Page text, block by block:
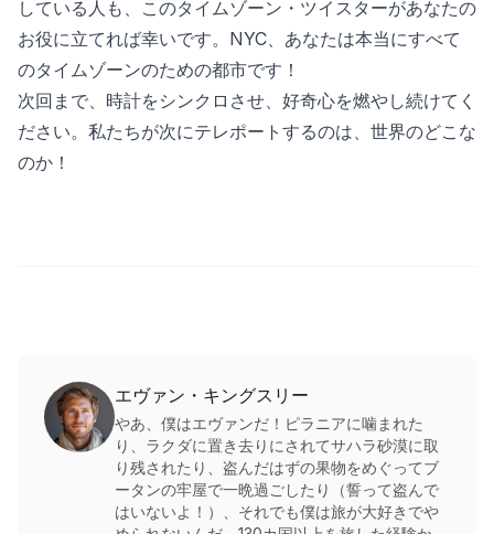
している人も、このタイムゾーン・ツイスターがあなたの
お役に立てれば幸いです。NYC、あなたは本当にすべて
のタイムゾーンのための都市です！
次回まで、時計をシンクロさせ、好奇心を燃やし続けてく
ださい。私たちが次にテレポートするのは、世界のどこな
のか！
エヴァン・キングスリー
やあ、僕はエヴァンだ！ピラニアに噛まれた
り、ラクダに置き去りにされてサハラ砂漠に取
り残されたり、盗んだはずの果物をめぐってブ
ータンの牢屋で一晩過ごしたり（誓って盗んで
はいないよ！）、それでも僕は旅が大好きでや